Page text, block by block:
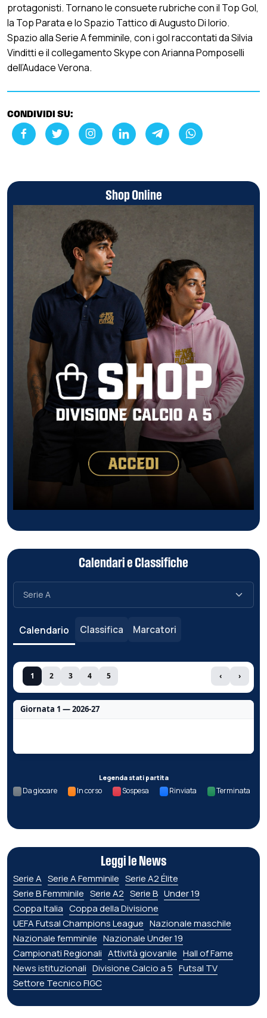
protagonisti. Tornano le consuete rubriche con il Top Gol,
la Top Parata e lo Spazio Tattico di Augusto Di Iorio.
Spazio alla Serie A femminile, con i gol raccontati da Silvia
Vinditti e il collegamento Skype con Arianna Pomposelli
dell’Audace Verona.
CONDIVIDI SU:
Shop Online
Calendari e Classifiche
Calendario Classifica Marcatori
1 2 3 4 5 ‹ ›
Giornata 1 — 2026-27
Legenda stati partita
Da giocare In corso Sospesa Rinviata Terminata
Leggi le News
Serie A Serie A Femminile Serie A2 Élite
Serie B Femminile Serie A2 Serie B Under 19
Coppa Italia Coppa della Divisione
UEFA Futsal Champions League Nazionale maschile
Nazionale femminile Nazionale Under 19
Campionati Regionali Attività giovanile Hall of Fame
News istituzionali Divisione Calcio a 5 Futsal TV
Settore Tecnico FIGC